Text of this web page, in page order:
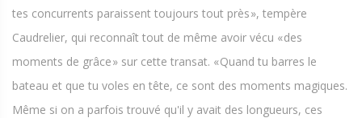
tes concurrents paraissent toujours tout près », tempère
Caudrelier, qui reconnaît tout de même avoir vécu « des
moments de grâce » sur cette transat. « Quand tu barres le
bateau et que tu voles en tête, ce sont des moments magiques.
Même si on a parfois trouvé qu'il y avait des longueurs, ces